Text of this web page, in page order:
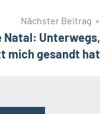
Nächster Beitrag
Natal: Unterwegs,
mich gesandt hat